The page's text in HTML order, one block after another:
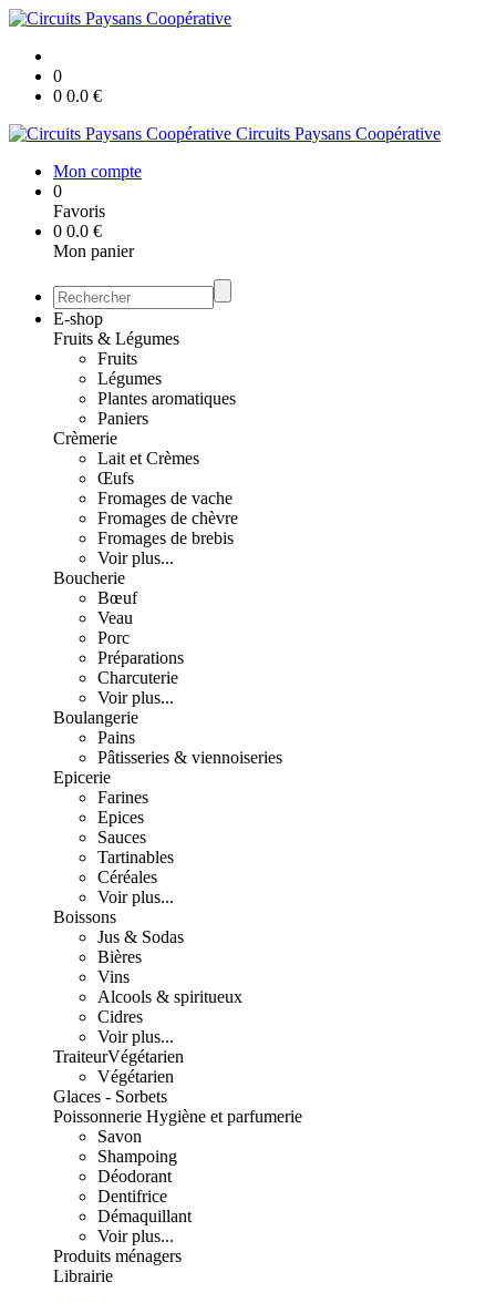
0
0 0.0 €
Circuits Paysans Coopérative
Mon compte
0
Favoris
0 0.0 €
Mon panier
E-shop
Fruits & Légumes
Fruits
Légumes
Plantes aromatiques
Paniers
Crèmerie
Lait et Crèmes
Œufs
Fromages de vache
Fromages de chèvre
Fromages de brebis
Voir plus...
Boucherie
Bœuf
Veau
Porc
Préparations
Charcuterie
Voir plus...
Boulangerie
Pains
Pâtisseries & viennoiseries
Epicerie
Farines
Epices
Sauces
Tartinables
Céréales
Voir plus...
Boissons
Jus & Sodas
Bières
Vins
Alcools & spiritueux
Cidres
Voir plus...
TraiteurVégétarien
Végétarien
Glaces - Sorbets
Poissonnerie Hygiène et parfumerie
Savon
Shampoing
Déodorant
Dentifrice
Démaquillant
Voir plus...
Produits ménagers
Librairie